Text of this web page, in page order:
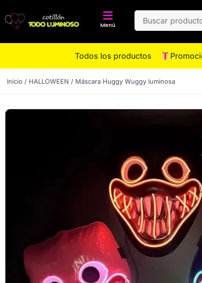
Menú
Todos los productos
Inicio / HALLOWEEN / Máscara Huggy Wuggy luminosa